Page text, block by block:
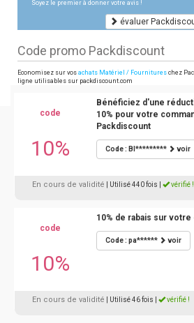
Soyez le premier à donner votre avis !
évaluer
Code promo Packdiscount
Economisez sur vos achats Matériel / Fournitures chez
ligne utilisables sur packdiscount.com
code
10%
Bénéficiez d'une
10% pour votre
Packdiscount
Code : BI********* voir
En cours de validité | Utilisé 440 fois vérifié !
code
10%
10% de rabais sur votre
Code : pa****** voir
En cours de validité | Utilisé 46 fois vérifié !